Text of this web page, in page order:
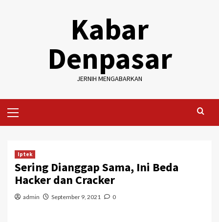
Kabar
Denpasar
JERNIH MENGABARKAN
Menu
Iptek
Sering Dianggap Sama, Ini Beda
Hacker dan Cracker
admin September 9, 2021 0